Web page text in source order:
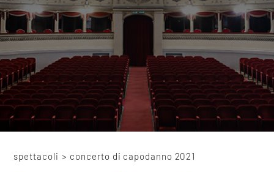
spettacoli > concerto di capodanno 2021